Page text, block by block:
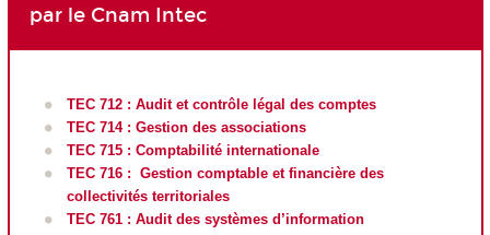
par le Cnam Intec
TEC 712 : Audit et contrôle légal des comptes
TEC 714 : Gestion des associations
TEC 715 : Comptabilité internationale
TEC 716 : Gestion comptable et financière des
collectivités territoriales
TEC 761 : Audit des systèmes d’information